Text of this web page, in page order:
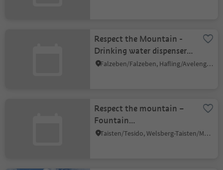
Respect the Mountain -
Drinking water dispenser,
valley station cable car
Falzeben/Falzeben, Hafling/Avelengo, Meran/Merano and environs
Respect the mountain –
Fountain
Unterrainerstraße
Taisten/Tesido, Welsberg-Taisten/Monguelfo-Tesido